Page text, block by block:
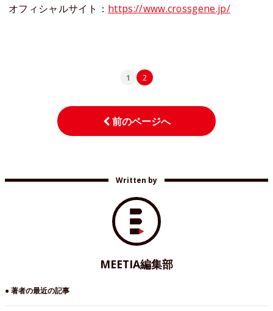
オフィシャルサイト： https://www.crossgene.jp/
1 2
前のページへ
Written by
MEETIA編集部
● 著者の最近の記事